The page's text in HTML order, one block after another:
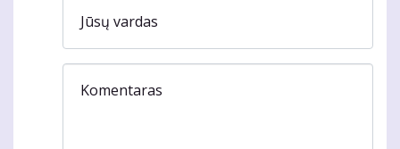
Jūsų vardas
Komentaras